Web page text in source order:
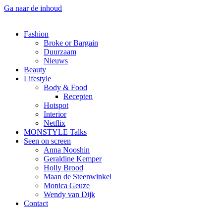
Ga naar de inhoud
Fashion
Broke or Bargain
Duurzaam
Nieuws
Beauty
Lifestyle
Body & Food
Recepten
Hotspot
Interior
Netflix
MONSTYLE Talks
Seen on screen
Anna Nooshin
Geraldine Kemper
Holly Brood
Maan de Steenwinkel
Monica Geuze
Wendy van Dijk
Contact